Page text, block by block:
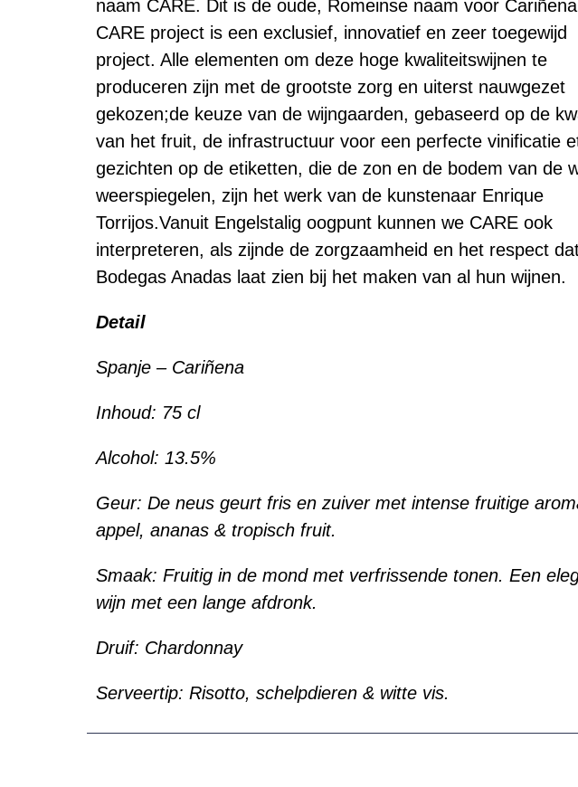
naam CARE. Dit is de oude, Romeinse naam voor
CARE project is een exclusief, innovatief en zeer toegewijd
project. Alle elementen om deze hoge kwaliteitswijnen te
produceren zijn met de grootste zorg en uiterst nauwgezet
gekozen;de keuze van de wijngaarden, gebaseerd op de
van het fruit, de infrastructuur voor een perfecte vinificatie
gezichten op de etiketten, die de zon en de bodem van de
weerspiegelen, zijn het werk van de kunstenaar Enrique
Torrijos.Vanuit Engelstalig oogpunt kunnen we CARE ook
interpreteren, als zijnde de zorgzaamheid en het respect
Bodegas Anadas laat zien bij het maken van al hun wijnen.
Detail
Spanje – Cariñena
Inhoud: 75 cl
Alcohol: 13.5%
Geur: De neus geurt fris en zuiver met intense fruitige
appel, ananas & tropisch fruit.
Smaak: Fruitig in de mond met verfrissende tonen. Een
wijn met een lange afdronk.
Druif: Chardonnay
Serveertip: Risotto, schelpdieren & witte vis.